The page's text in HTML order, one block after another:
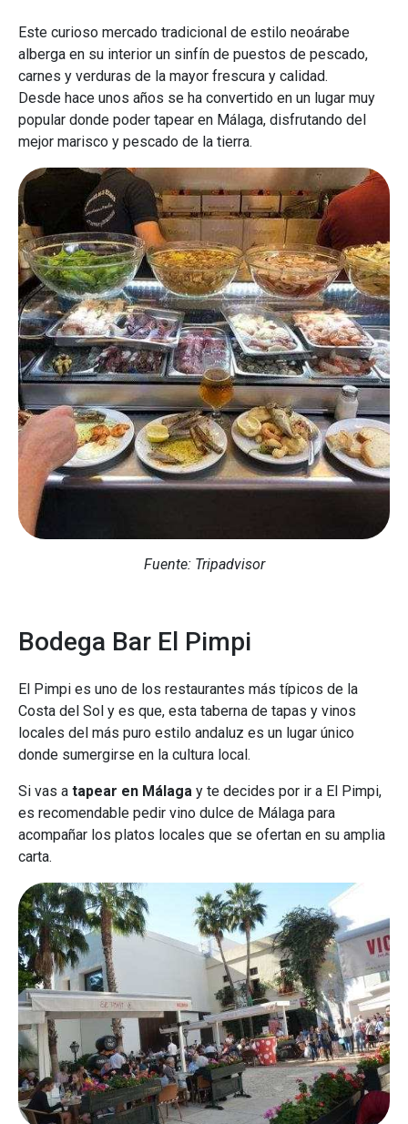
Este curioso mercado tradicional de estilo neoárabe
alberga en su interior un sinfín de puestos de pescado,
carnes y verduras de la mayor frescura y calidad.
Desde hace unos años se ha convertido en un lugar muy
popular donde poder tapear en Málaga, disfrutando del
mejor marisco y pescado de la tierra.
Fuente: Tripadvisor
Bodega Bar El Pimpi
El Pimpi es uno de los restaurantes más típicos de la
Costa del Sol y es que, esta taberna de tapas y vinos
locales del más puro estilo andaluz es un lugar único
donde sumergirse en la cultura local.
Si vas a tapear en Málaga y te decides por ir a El Pimpi,
es recomendable pedir vino dulce de Málaga para
acompañar los platos locales que se ofertan en su amplia
carta.